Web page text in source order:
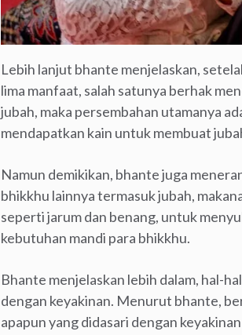
Lebih lanjut bhante menjelaskan,
lima manfaat, salah satunya berhak
jubah, maka persembahan utamanya
mendapatkan kain untuk membuat
Namun demikikan, bhante juga
bhikkhu lainnya termasuk jubah,
seperti jarum dan benang, untuk
kebutuhan mandi para bhikkhu.
Bhante menjelaskan lebih dalam, hal-
dengan keyakinan. Menurut bhante,
apapun yang didasari dengan